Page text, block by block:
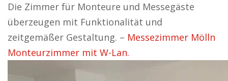
Die Zimmer für Monteure und Messegäste
überzeugen mit Funktionalität und
zeitgemäßer Gestaltung. – Messezimmer Mölln
Monteurzimmer mit W-Lan.